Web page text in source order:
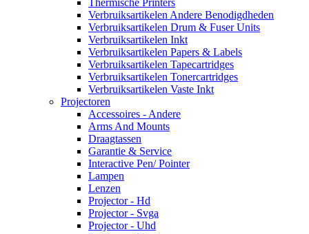
Verbruiksartikelen Andere Benodigdheden
Verbruiksartikelen Drum & Fuser Units
Verbruiksartikelen Inkt
Verbruiksartikelen Papers & Labels
Verbruiksartikelen Tapecartridges
Verbruiksartikelen Tonercartridges
Verbruiksartikelen Vaste Inkt
Projectoren
Accessoires - Andere
Arms And Mounts
Draagtassen
Garantie & Service
Interactive Pen/ Pointer
Lampen
Lenzen
Projector - Hd
Projector - Svga
Projector - Uhd